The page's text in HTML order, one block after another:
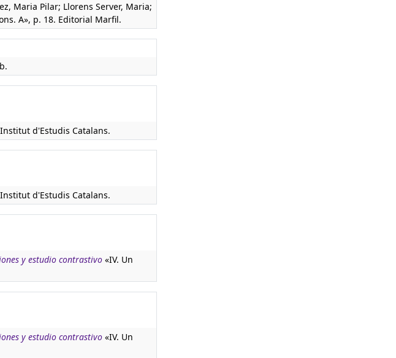
Maria Pilar; Llorens Server, Maria;
A», p. 18. Editorial Marfil.
d'Estudis Catalans.
d'Estudis Catalans.
y estudio contrastivo «IV. Un
y estudio contrastivo «IV. Un